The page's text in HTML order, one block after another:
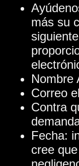
más su
Nombre
Correo
Contra
Fecha:
cree